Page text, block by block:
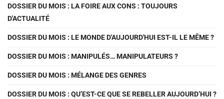
DOSSIER DU MOIS : LA FOIRE AUX CONS : TOUJOURS
D'ACTUALITÉ
DOSSIER DU MOIS : LE MONDE D'AUJOURD'HUI EST-IL LE MÊME ?
DOSSIER DU MOIS : MANIPULÉS… MANIPULATEURS ?
DOSSIER DU MOIS : MÉLANGE DES GENRES
DOSSIER DU MOIS : QU’EST-CE QUE SE REBELLER AUJOURD’HUI ?